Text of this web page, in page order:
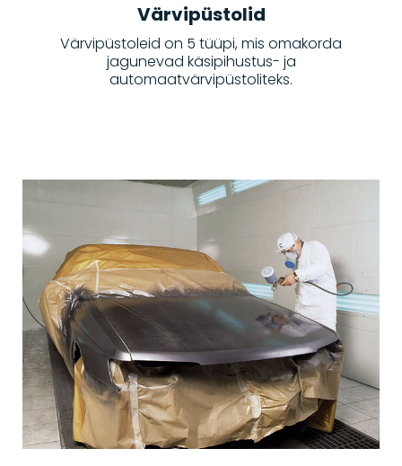
Värvipüstolid
Värvipüstoleid on 5 tüüpi, mis omakorda
jagunevad käsipihustus- ja
automaatvärvipüstoliteks.